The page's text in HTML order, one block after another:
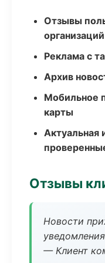
Отзывы
организаций
Реклама с
Архив
Мобильное
карты
Актуальная
Отзывы
Новости
— Клиент